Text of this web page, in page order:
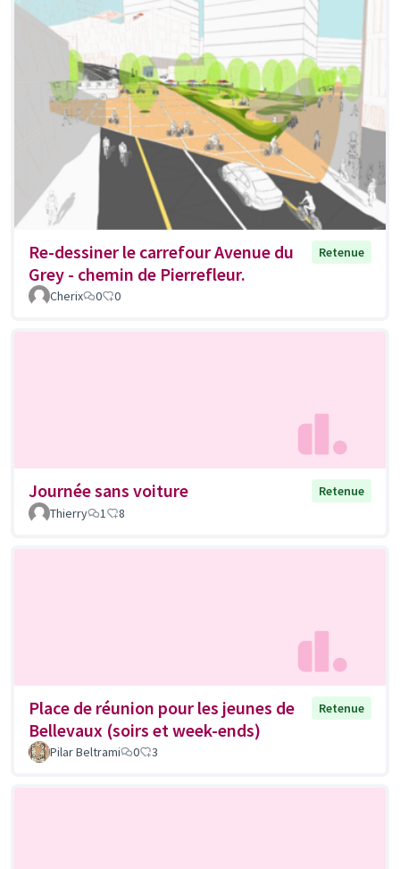
Re-dessiner le carrefour Avenue du
Grey - chemin de Pierrefleur.
Retenue
Cherix 0 0
Journée sans voiture
Retenue
Thierry
1 8
Place de réunion pour les jeunes de
Bellevaux (soirs et week-ends)
Retenue
Pilar Beltrami 0 3